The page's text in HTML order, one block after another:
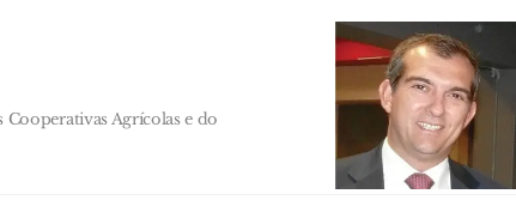
Agrícolas e do